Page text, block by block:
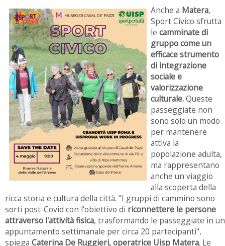
Anche a Matera,
Sport Civico sfrutta
le camminate di
gruppo come un
efficace strumento
di integrazione
sociale e
valorizzazione
culturale.Queste
passeggiate non
sono solo un modo
per mantenere
attiva la
popolazione adulta,
ma rappresentano
anche un viaggio
alla scoperta della
ricca storia e cultura della città. "I gruppi di cammino sono
sorti post-Covid con l'obiettivo di riconnettere le persone
attraverso l'attività fisica, trasformando le passeggiate in un
appuntamento settimanale per circa 20 partecipanti",
spiega Caterina De Ruggieri, operatrice Uisp Matera. Le